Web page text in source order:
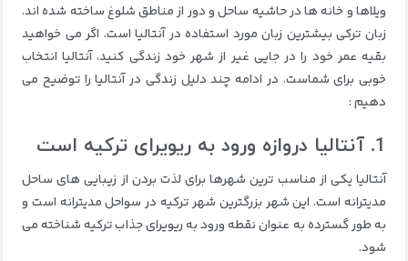
ویلاها و خانه ها در حاشیه ساحل و دور از مناطق شلوغ ساخته شده اند.
زبان ترکی بیشترین زبان مورد استفاده در آنتالیا است. اگر می خواهید
بقیه عمر خود را در جایی غیر از شهر خود زندگی کنید، آنتالیا انتخاب
خوبی برای شماست. در ادامه چند دلیل زندگی در آنتالیا را توضیح می
دهیم :
1. آنتالیا دروازه ورود به ریویرای ترکیه است
آنتالیا یکی از مناسب ترین شهرها برای لذت بردن از زیبایی های ساحل
مدیترانه است. این شهر بزرگترین شهر ترکیه در سواحل مدیترانه است و
به طور گسترده به عنوان نقطه ورود به ریویرای جذاب ترکیه شناخته می
شود.